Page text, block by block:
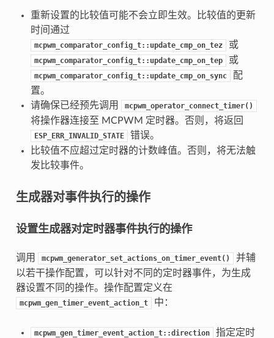
重新设置的比较值可能不会立即生效。比较值的更新
时间通过
mcpwm_comparator_config_t::update_cmp_on_tez 或
mcpwm_comparator_config_t::update_cmp_on_tep 或
mcpwm_comparator_config_t::update_cmp_on_sync
配
置。
请确保已经预先调用
mcpwm_operator_connect_timer()
将操作器连接至 MCPWM 定时器。否则，将返回
ESP_ERR_INVALID_STATE
错误。
比较值不应超过定时器的计数峰值。否则，将无法触
发比较事件。
生成器对事件执行的操作
设置生成器对定时器事件执行的操作
调用 mcpwm_generator_set_actions_on_timer_event()
并辅
以若干操作配置，可以针对不同的定时器事件，为生成
器设置不同的操作。操作配置定义在
mcpwm_gen_timer_event_action_t 中：
mcpwm_gen_timer_event_action_t::direction
指定定时